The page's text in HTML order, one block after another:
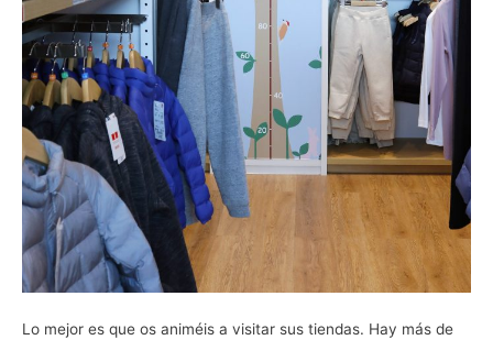
Lo mejor es que os animéis a visitar sus tiendas. Hay más de